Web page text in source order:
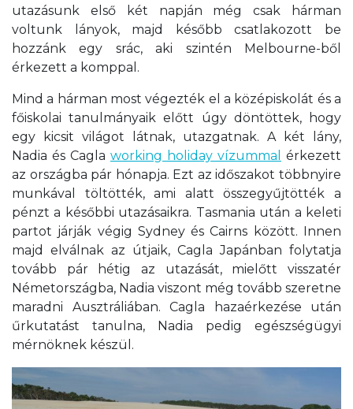
utazásunk első két napján még csak hárman
voltunk lányok, majd később csatlakozott be
hozzánk egy srác, aki szintén Melbourne-ből
érkezett a komppal.
Mind a hárman most végezték el a középiskolát és a
főiskolai tanulmányaik előtt úgy döntöttek, hogy
egy kicsit világot látnak, utazgatnak. A két lány,
Nadia és Cagla working holiday vízummal
érkezett
az országba pár hónapja. Ezt az időszakot többnyire
munkával töltötték, ami alatt összegyűjtötték a
pénzt a későbbi utazásaikra. Tasmania után a keleti
partot járják végig Sydney és Cairns között. Innen
majd elválnak az útjaik, Cagla Japánban folytatja
tovább pár hétig az utazását, mielőtt visszatér
Németországba, Nadia viszont még tovább szeretne
maradni Ausztráliában. Cagla hazaérkezése után
űrkutatást tanulna, Nadia pedig egészségügyi
mérnöknek készül.